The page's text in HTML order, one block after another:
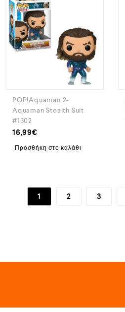
POP!Aquaman 2-
Aquaman Stealth Suit
#1302
16,99€
Προσθήκη στο καλάθι
1 2 3